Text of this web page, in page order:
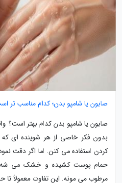
صابون یا شامپو بدن؛ کدام مناسب تر
صابون یا شامپو بدن کدام بهتر است؟
بدون فکر خاصی از هر شوینده ای
کردن استفاده می کنن. اما اگر دقت
حمام پوست کشیده و خشک می
مرطوب می مونه. این تفاوت معمولاً تا